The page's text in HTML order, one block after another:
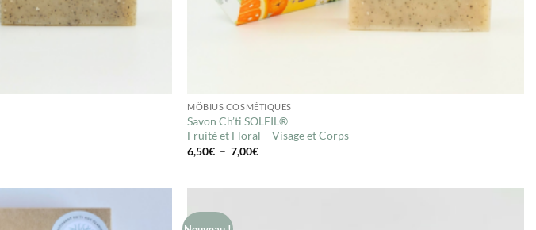
MÖBIUS COSMÉTIQUES
Savon Ch’ti SOLEIL®
Fruité et Floral – Visage et Corps
6,50€ – 7,00€Plage